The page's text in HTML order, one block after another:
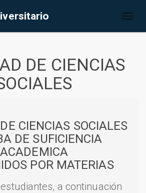
DE CIENCIAS
CIENCIAS SOCIALES
DE SUFICIENCIA
ACADEMICA
POR MATERIAS
a continuación